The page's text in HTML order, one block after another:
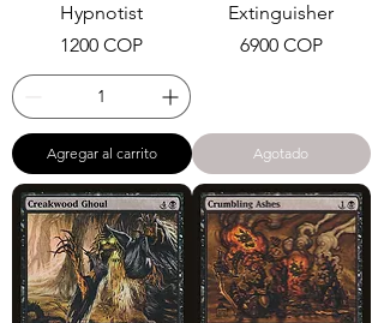
Hypnotist
Precio
1200 COP
Agregar al carrito
Extinguisher
Precio
6900 COP
Agotado